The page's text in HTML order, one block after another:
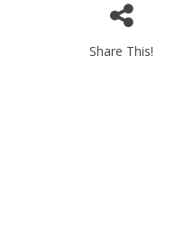
Share This!